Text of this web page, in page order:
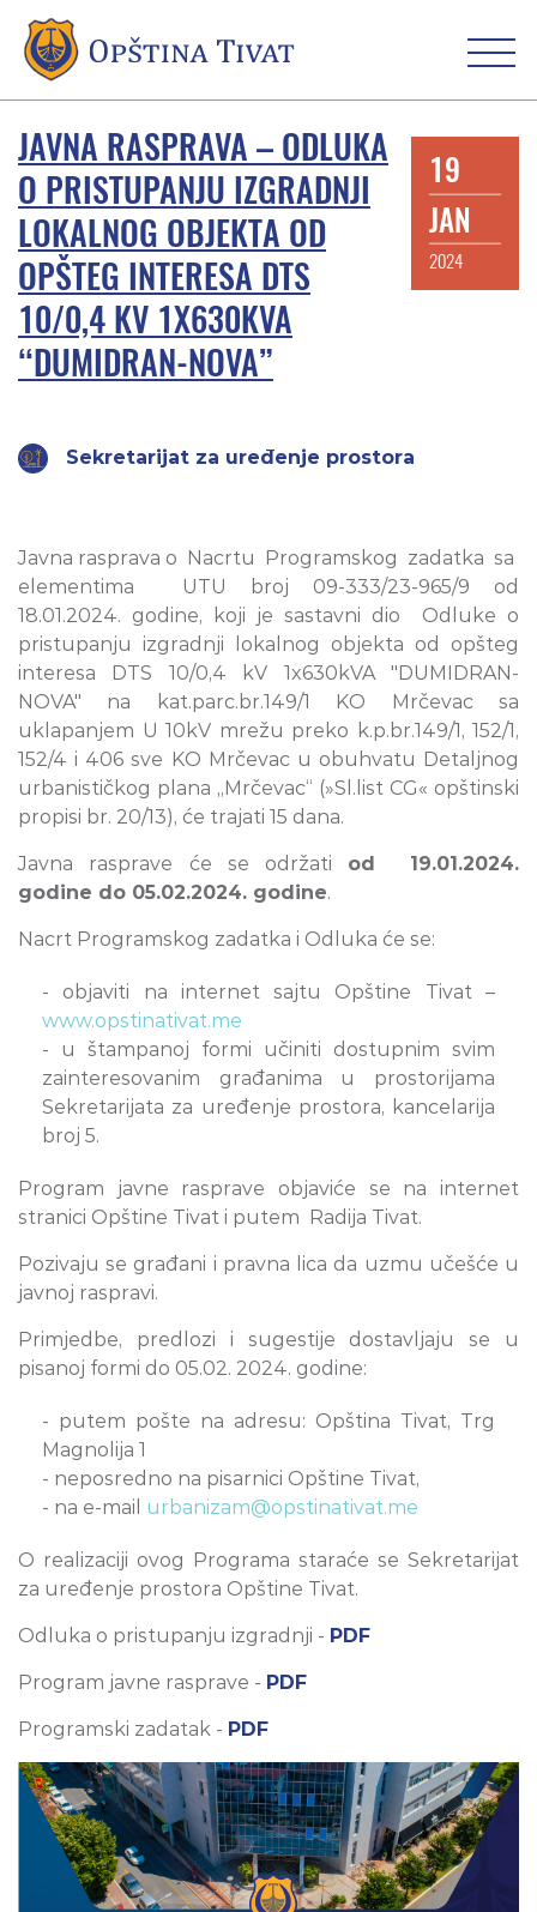
JAVNA RASPRAVA – ODLUKA
O PRISTUPANJU IZGRADNJI
LOKALNOG OBJEKTA OD
OPŠTEG INTERESA DTS
10/0,4 KV 1X630KVA
“DUMIDRAN-NOVA”
19
JAN
2024
Sekretarijat za uređenje prostora
Javna rasprava o Nacrtu Programskog zadatka sa
elementima UTU broj 09-333/23-965/9 od
18.01.2024. godine, koji je sastavni dio Odluke o
pristupanju izgradnji lokalnog objekta od opšteg
interesa DTS 10/0,4 kV 1x630kVA "DUMIDRAN-
NOVA" na kat.parc.br.149/1 KO Mrčevac sa
uklapanjem U 10kV mrežu preko k.p.br.149/1, 152/1,
152/4 i 406 sve KO Mrčevac u obuhvatu Detaljnog
urbanističkog plana „Mrčevac“ (»Sl.list CG« opštinski
propisi br. 20/13), će trajati 15 dana.
Javna rasprave će se održati od 19.01.2024.
godine do 05.02.2024. godine.
Nacrt Programskog zadatka i Odluka će se:
- objaviti na internet sajtu Opštine Tivat –
www.opstinativat.me
- u štampanoj formi učiniti dostupnim svim
zainteresovanim građanima u prostorijama
Sekretarijata za uređenje prostora, kancelarija
broj 5.
Program javne rasprave objaviće se na internet
stranici Opštine Tivat i putem Radija Tivat.
Pozivaju se građani i pravna lica da uzmu učešće u
javnoj raspravi.
Primjedbe, predlozi i sugestije dostavljaju se u
pisanoj formi do 05.02. 2024. godine:
- putem pošte na adresu: Opština Tivat, Trg
Magnolija 1
- neposredno na pisarnici Opštine Tivat,
- na e-mail urbanizam@opstinativat.me
O realizaciji ovog Programa staraće se Sekretarijat
za uređenje prostora Opštine Tivat.
Odluka o pristupanju izgradnji - PDF
Program javne rasprave - PDF
Programski zadatak - PDF